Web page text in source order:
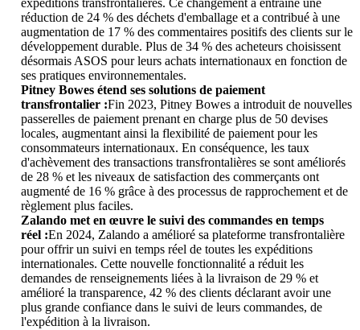
expéditions transfrontalières. Ce changement a entraîné une
réduction de 24 % des déchets d'emballage et a contribué à une
augmentation de 17 % des commentaires positifs des clients sur le
développement durable. Plus de 34 % des acheteurs choisissent
désormais ASOS pour leurs achats internationaux en fonction de
ses pratiques environnementales.
Pitney Bowes étend ses solutions de paiement
transfrontalier :Fin 2023, Pitney Bowes a introduit de nouvelles
passerelles de paiement prenant en charge plus de 50 devises
locales, augmentant ainsi la flexibilité de paiement pour les
consommateurs internationaux. En conséquence, les taux
d'achèvement des transactions transfrontalières se sont améliorés
de 28 % et les niveaux de satisfaction des commerçants ont
augmenté de 16 % grâce à des processus de rapprochement et de
règlement plus faciles.
Zalando met en œuvre le suivi des commandes en temps
réel :En 2024, Zalando a amélioré sa plateforme transfrontalière
pour offrir un suivi en temps réel de toutes les expéditions
internationales. Cette nouvelle fonctionnalité a réduit les
demandes de renseignements liées à la livraison de 29 % et
amélioré la transparence, 42 % des clients déclarant avoir une
plus grande confiance dans le suivi de leurs commandes, de
l'expédition à la livraison.